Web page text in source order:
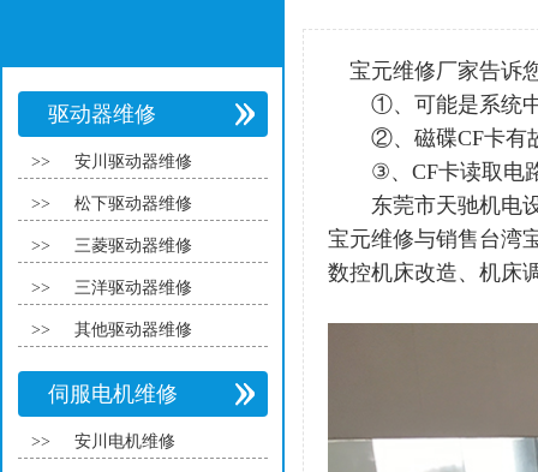
驱动器维修
>> 安川驱动器维修
>> 松下驱动器维修
>> 三菱驱动器维修
>> 三洋驱动器维修
>> 其他驱动器维修
伺服电机维修
>> 安川电机维修
宝元维修厂家告诉
①、可能是系统中
②、磁碟CF卡有故
③、CF卡读取电路
东莞市天驰机电设
宝元维修与销售台湾
数控机床改造、机床